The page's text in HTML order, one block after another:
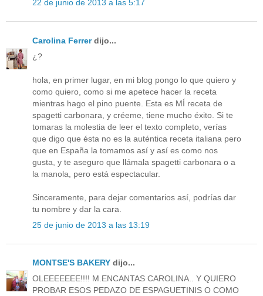
22 de junio de 2013 a las 5:17
Carolina Ferrerdijo...
¿?
hola, en primer lugar, en mi blog pongo lo que quiero y
como quiero, como si me apetece hacer la receta
mientras hago el pino puente. Esta es MÍ receta de
spagetti carbonara, y créeme, tiene mucho éxito. Si te
tomaras la molestia de leer el texto completo, verías
que digo que ésta no es la auténtica receta italiana pero
que en España la tomamos así y así es como nos
gusta, y te aseguro que llámala spagetti carbonara o a
la manola, pero está espectacular.
Sinceramente, para dejar comentarios así, podrías dar
tu nombre y dar la cara.
25 de junio de 2013 a las 13:19
MONTSE'S BAKERY dijo...
OLEEEEEEE!!!! M.ENCANTAS CAROLINA.. Y QUIERO
PROBAR ESOS PEDAZO DE ESPAGUETINIS O COMO